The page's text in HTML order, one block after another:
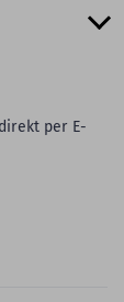
per E-